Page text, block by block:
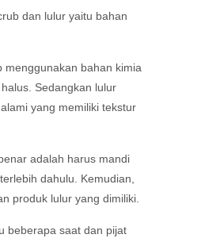
dan lulur yaitu bahan
menggunakan bahan kimia
Sedangkan lulur
yang memiliki tekstur
adalah harus mandi
dahulu. Kemudian,
produk lulur yang dimiliki.
beberapa saat dan pijat